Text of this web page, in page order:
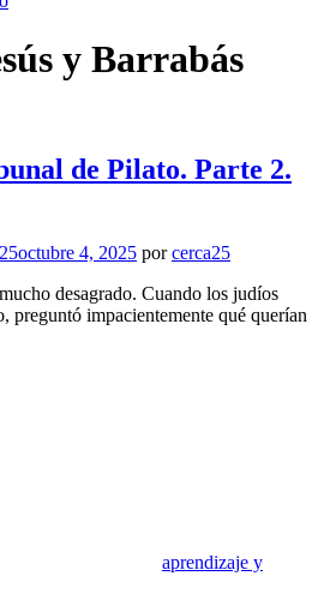
y Barrabás
de Pilato. Parte 2.
octubre 4, 2025 porcerca25
desagrado. Cuando los judíos
preguntó impacientemente qué querían
aprendizaje y